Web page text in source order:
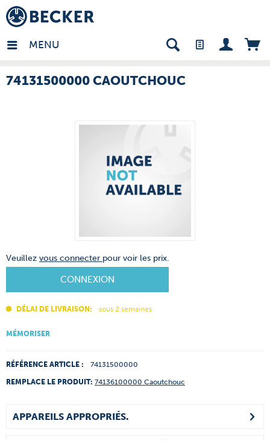
MENU
- FR
74131500000 CAOUTCHOUC
Veuillez vous connecter pour voir les prix.
CONNEXION
DÉLAI DE LIVRAISON: sous 2 semaines
MÉMORISER
RÉFÉRENCE ARTICLE : 74131500000
REMPLACE LE PRODUIT: 74136100000 Caoutchouc
APPAREILS APPROPRIÉS.